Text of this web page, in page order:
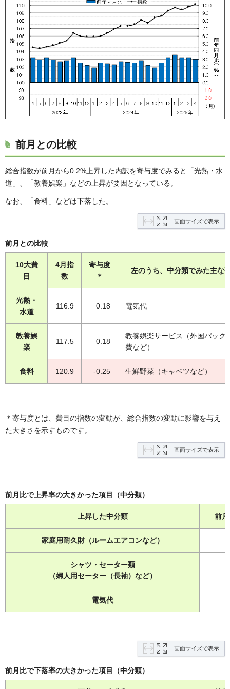
前月との比較
総合指数が前月から0.2%上昇した内訳を寄与度でみると「光熱・水
道」、「教養娯楽」などの上昇が要因となっている。
なお、「食料」などは下落した。
画面サイズで表示
前月との比較
10大費
目
4月指
数
寄与度
＊
左のうち、中分類でみた主な
光熱・
水道
116.9 0.18 電気代
教養娯
楽
117.5 0.18
教養娯楽サービス（外国パック
費など）
食料 120.9 -0.25 生鮮野菜（キャベツなど）
＊寄与度とは、費目の指数の変動が、総合指数の変動に影響を与え
た大きさを示すものです。
画面サイズで表示
前月比で上昇率の大きかった項目（中分類）
上昇した中分類 前
家庭用耐久財（ルームエアコンなど）
シャツ・セーター類
（婦人用セーター（長袖）など）
電気代
画面サイズで表示
前月比で下落率の大きかった項目（中分類）